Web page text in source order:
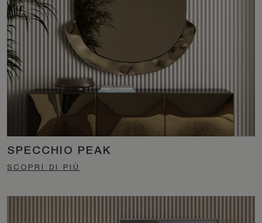
SPECCHIO PEAK
SCOPRI DI PIÙ